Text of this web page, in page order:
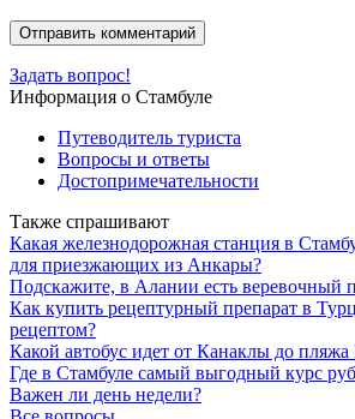
Задать вопрос!
Информация о Стамбуле
Путеводитель туриста
Вопросы и ответы
Достопримечательности
Также спрашивают
Какая железнодорожная станция в
для приезжающих из Анкары?
Подскажите, в Алании есть веревочный
Как купить рецептурный препарат в
рецептом?
Какой автобус идет от Канаклы до
Где в Стамбуле самый выгодный курс
Важен ли день недели?